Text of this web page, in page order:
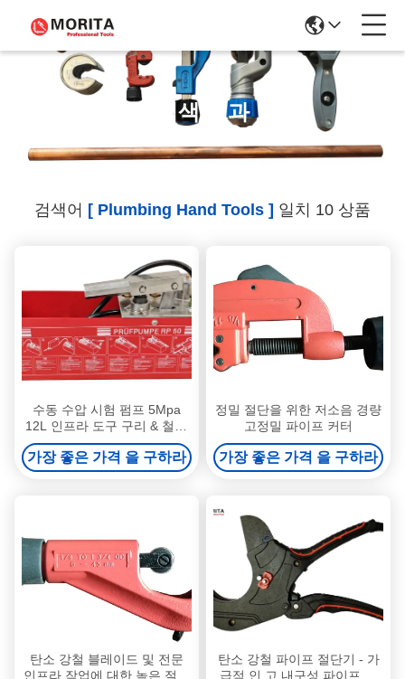
검색 결과
검색어 [ Plumbing Hand Tools ] 일치 10 상품
수동 수압 시험 펌프 5Mpa
12L 인프라 도구 구리 & 철강
& 알 합금 압력화 물 파이프 및
시험 누출
가장 좋은 가격 을 구하라
정밀 절단을 위한 저소음 경량
고정밀 파이프 커터
가장 좋은 가격 을 구하라
탄소 강철 블레이드 및 전문
인프라 작업에 대한 높은 절단
탄소 강철 파이프 절단기 - 가
급적 인 고 내구성 파이프 절